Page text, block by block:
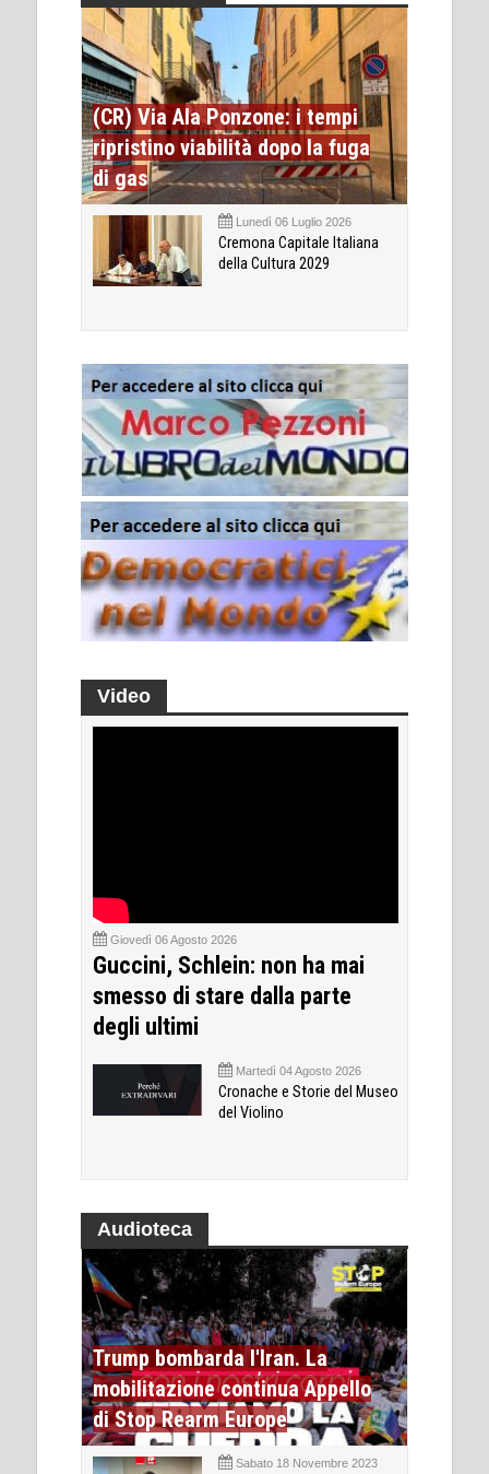
(CR) Via Ala Ponzone: i tempi
ripristino viabilità dopo la fuga
di gas
Lunedì 06 Luglio 2026
Cremona Capitale Italiana
della Cultura 2029
Video
Giovedì 06 Agosto 2026
Guccini, Schlein: non ha mai
smesso di stare dalla parte
degli ultimi
Martedì 04 Agosto 2026
Cronache e Storie del Museo
del Violino
Audioteca
Trump bombarda l'Iran. La
mobilitazione continua Appello
di Stop Rearm Europe
Sabato 18 Novembre 2023